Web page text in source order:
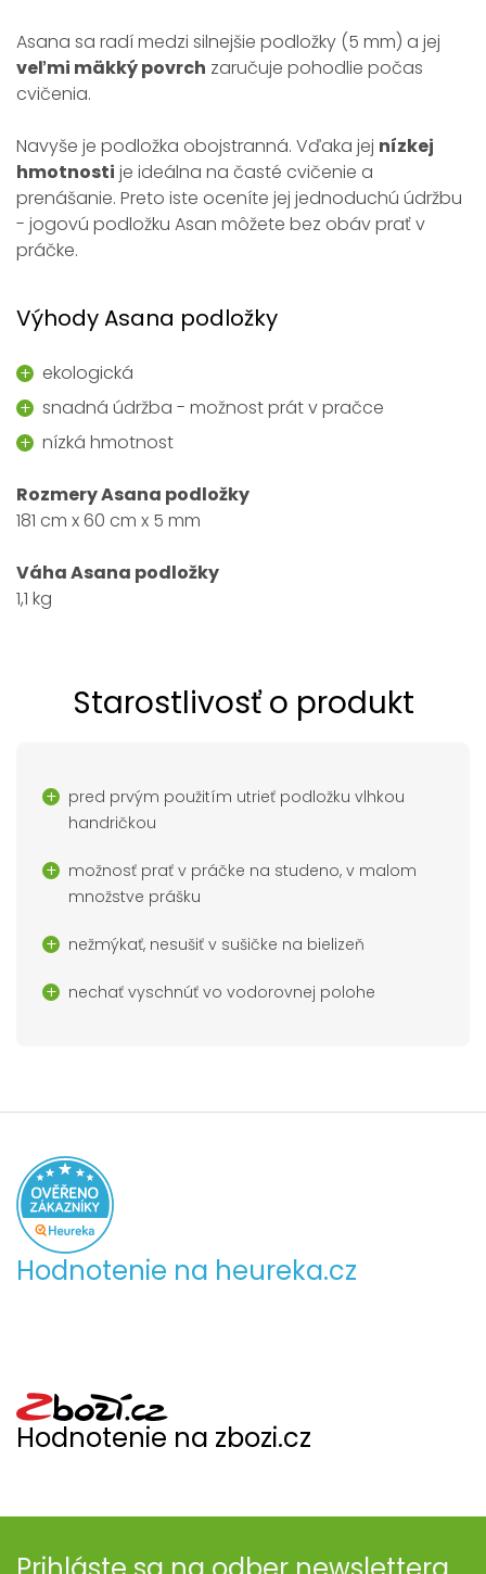
Asana sa radí medzi silnejšie podložky (5 mm) a jej
veľmi mäkký povrch zaručuje pohodlie počas
cvičenia.
Navyše je podložka obojstranná. Vďaka jej nízkej
hmotnosti je ideálna na časté cvičenie a
prenášanie. Preto iste oceníte jej jednoduchú údržbu
- jogovú podložku Asan môžete bez obáv prať v
práčke.
Výhody Asana podložky
ekologická
snadná údržba - možnost prát v pračce
nízká hmotnost
Rozmery Asana podložky
181 cm x 60 cm x 5 mm
Váha Asana podložky
1,1 kg
Starostlivosť o produkt
pred prvým použitím utrieť podložku vlhkou
handričkou
možnosť prať v práčke na studeno, v malom
množstve prášku
nežmýkať, nesušiť v sušičke na bielizeň
nechať vyschnúť vo vodorovnej polohe
Hodnotenie na heureka.cz
Hodnotenie na zbozi.cz